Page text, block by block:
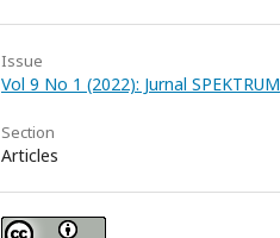
Issue
Vol 9 No 1 (2022): Jurnal SPEKTRUM
Section
Articles